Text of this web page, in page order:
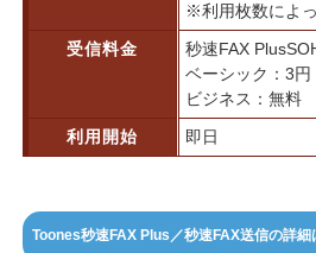
※利用枚数によ
受信料金
秒速FAX
ベーシック：3円
ビジネス：無料
利用開始
即日
Toones秒速FAX Plus／秒速FAX送信の詳細